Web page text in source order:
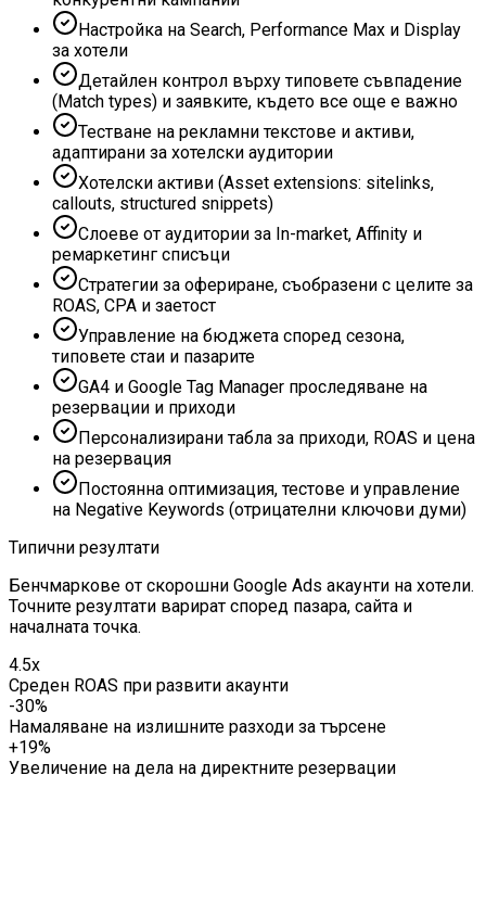
Настройка на Search, Performance Max и Display
за хотели
Детайлен контрол върху типовете съвпадение
(Match types) и заявките, където все още е важно
Тестване на рекламни текстове и активи,
адаптирани за хотелски аудитории
Хотелски активи (Asset extensions: sitelinks,
callouts, structured snippets)
Слоеве от аудитории за In-market, Affinity и
ремаркетинг списъци
Стратегии за офериране, съобразени с целите за
ROAS, CPA и заетост
Управление на бюджета според сезона,
типовете стаи и пазарите
GA4 и Google Tag Manager проследяване на
резервации и приходи
Персонализирани табла за приходи, ROAS и цена
на резервация
Постоянна оптимизация, тестове и управление
на Negative Keywords (отрицателни ключови думи)
Типични резултати
Бенчмаркове от скорошни Google Ads акаунти на хотели.
Точните резултати варират според пазара, сайта и
началната точка.
4.5x
Среден ROAS при развити акаунти
-30%
Намаляване на излишните разходи за търсене
+19%
Увеличение на дела на директните резервации